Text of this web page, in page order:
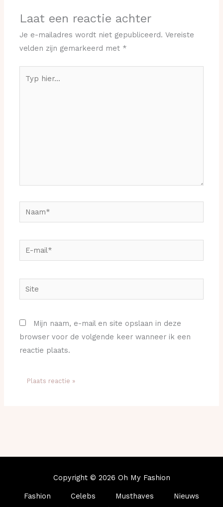
Laat een reactie achter
Je e-mailadres wordt niet gepubliceerd. Vereiste
velden zijn gemarkeerd met *
Naam*
E-
mail*
Site
Mijn naam, e-mail en site opslaan in deze
browser voor de volgende keer wanneer ik een
reactie plaats.
Copyright © 2026 Oh My Fashion
Fashion Celebs Musthaves
Nieuws